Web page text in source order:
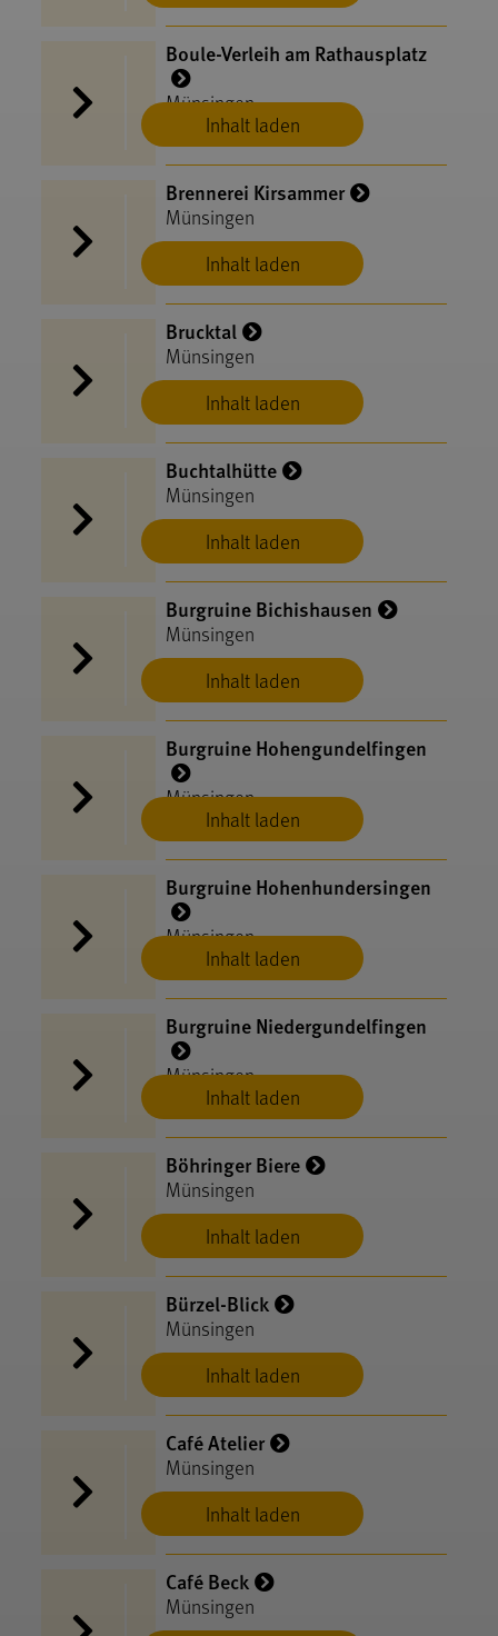
Inhalt laden
Boule-Verleih am Rathausplatz
Münsingen
Inhalt laden
Brennerei Kirsammer
Münsingen
Inhalt laden
Brucktal
Münsingen
Inhalt laden
Buchtalhütte
Münsingen
Inhalt laden
Burgruine Bichishausen
Münsingen
Inhalt laden
Burgruine Hohengundelfingen
Münsingen
Inhalt laden
Burgruine Hohenhundersingen
Münsingen
Inhalt laden
Burgruine Niedergundelfingen
Münsingen
Inhalt laden
Böhringer Biere
Münsingen
Inhalt laden
Bürzel-Blick
Münsingen
Inhalt laden
Café Atelier
Münsingen
Café Beck
Münsingen